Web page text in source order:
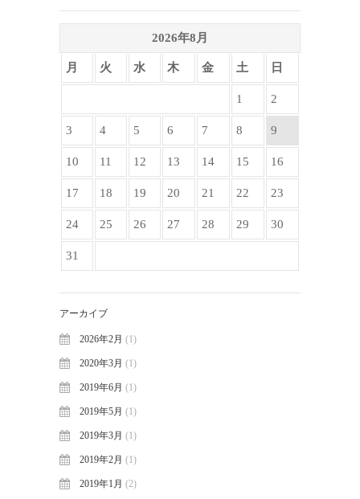
2026年8月
月 火 水 木 金 土 日
1 2
3 4 5 6 7 8 9
10 11 12 13 14 15 16
17 18 19 20 21 22 23
24 25 26 27 28 29 30
31
アーカイブ
2026年2月 (1)
2020年3月 (1)
2019年6月 (1)
2019年5月 (1)
2019年3月 (1)
2019年2月 (1)
2019年1月 (2)